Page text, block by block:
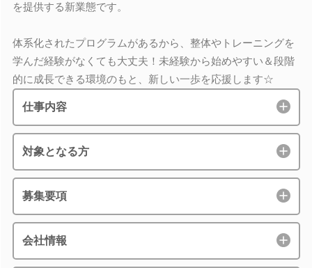
を提供する新業態です。
体系化されたプログラムがあるから、整体やトレーニングを
学んだ経験がなくても大丈夫！未経験から始めやすい＆段階
的に成長できる環境のもと、新しい一歩を応援します☆
仕事内容
対象となる方
募集要項
会社情報